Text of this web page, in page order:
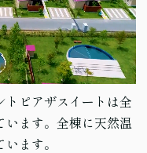
トピアザスイートは全
います。全棟に天然温
ます。